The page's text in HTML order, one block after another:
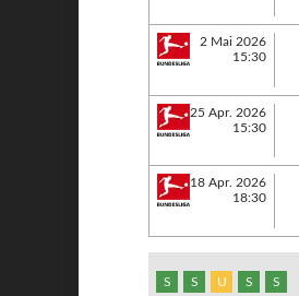
2 Mai 2026
15:30
25 Apr. 2026
15:30
18 Apr. 2026
18:30
S S U S S